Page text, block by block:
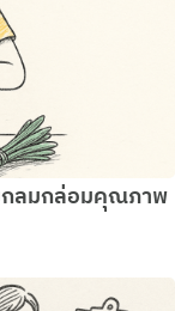
กลมกล่อมคุณภาพ